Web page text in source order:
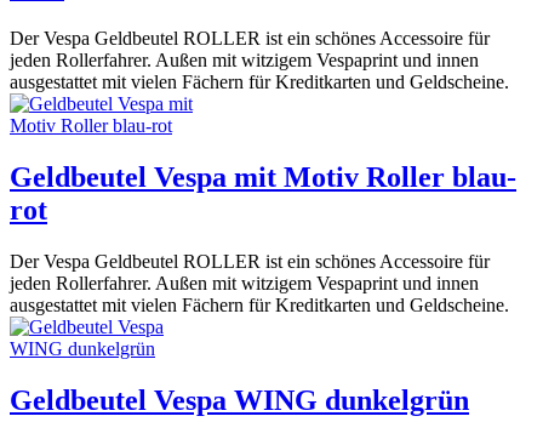
Der Vespa Geldbeutel ROLLER ist ein schönes Accessoire für
jeden Rollerfahrer. Außen mit witzigem Vespaprint und innen
ausgestattet mit vielen Fächern für Kreditkarten und Geldscheine.
Geldbeutel Vespa mit Motiv Roller blau-
rot
Der Vespa Geldbeutel ROLLER ist ein schönes Accessoire für
jeden Rollerfahrer. Außen mit witzigem Vespaprint und innen
ausgestattet mit vielen Fächern für Kreditkarten und Geldscheine.
Geldbeutel Vespa WING dunkelgrün